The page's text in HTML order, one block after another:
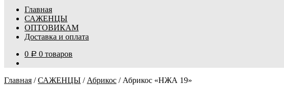
Главная
САЖЕНЦЫ
ОПТОВИКАМ
Доставка и оплата
0 Р 0 товаров
Главная /САЖЕНЦЫ / Абрикос / Абрикос «НЖА 19»